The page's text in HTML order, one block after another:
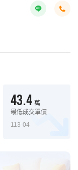
43.4 萬
最低成交單價
113-04